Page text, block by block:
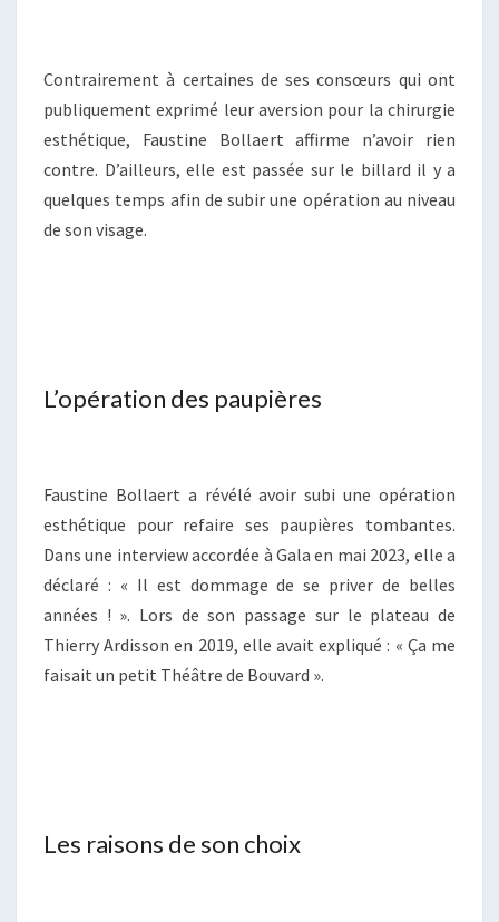
Contrairement à certaines de ses consœurs qui ont
publiquement exprimé leur aversion pour la chirurgie
esthétique, Faustine Bollaert affirme n’avoir rien
contre. D’ailleurs, elle est passée sur le billard il y a
quelques temps afin de subir une opération au niveau
de son visage.
L’opération des paupières
Faustine Bollaert a révélé avoir subi une opération
esthétique pour refaire ses paupières tombantes.
Dans une interview accordée à Gala en mai 2023, elle a
déclaré : « Il est dommage de se priver de belles
années ! ». Lors de son passage sur le plateau de
Thierry Ardisson en 2019, elle avait expliqué : « Ça me
faisait un petit Théâtre de Bouvard ».
Les raisons de son choix